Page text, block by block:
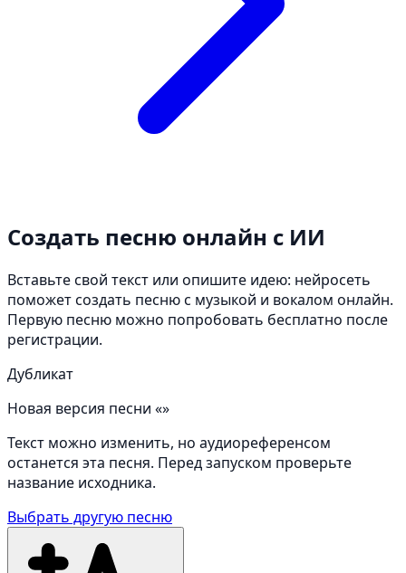
Создать песню онлайн с ИИ
Вставьте свой текст или опишите идею: нейросеть
поможет создать песню с музыкой и вокалом онлайн.
Первую песню можно попробовать бесплатно после
регистрации.
Дубликат
Новая версия песни «»
Текст можно изменить, но аудиореференсом
останется эта песня. Перед запуском проверьте
название исходника.
Выбрать другую песню